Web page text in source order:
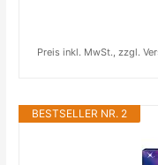
Preis inkl. MwSt., zzgl.
BESTSELLER NR. 2